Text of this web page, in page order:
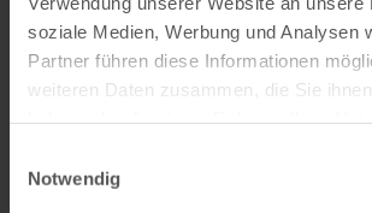
soziale Medien, Werbung und Analysen
Partner führen diese Informationen
weiteren Daten zusammen, die Sie
Notwendig